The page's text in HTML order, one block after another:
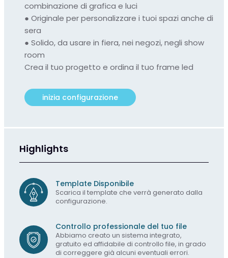
combinazione di grafica e luci
● Originale per personalizzare i tuoi spazi anche di
sera
● Solido, da usare in fiera, nei negozi, negli show
room
Crea il tuo progetto e ordina il tuo frame led
inizia configurazione
Highlights
Template Disponibile
Scarica il template che verrà generato dalla
configurazione.
Controllo professionale del tuo file
Abbiamo creato un sistema integrato,
gratuito ed affidabile di controllo file, in grado
di correggere già alcuni eventuali errori.